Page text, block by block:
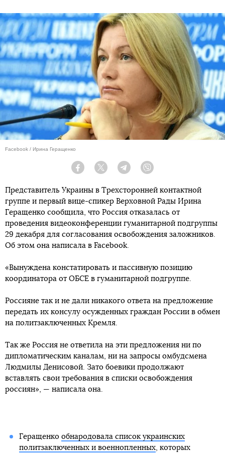
Facebook / Ирина Геращенко
Facebook Twitter Telegram
Представитель Украины в Трехсторонней контактной
группе и первый вице-спикер Верховной Рады Ирина
Геращенко сообщила, что Россия отказалась от
проведения видеоконференции гуманитарной подгруппы
29 декабря для согласования освобождения заложников.
Об этом она написала в Facebook.
«Вынуждена констатировать и пассивную позицию
координатора от ОБСЕ в гуманитарной подгруппе.
Россияне так и не дали никакого ответа на предложение
передать их консулу осужденных граждан России в обмен
на политзаключенных Кремля.
Так же Россия не ответила на эти предложения ни по
дипломатическим каналам, ни на запросы омбудсмена
Людмилы Денисовой. Зато боевики продолжают
вставлять свои требования в списки освобождения
россиян», — написала она.
Геращенко обнародовала список украинских
политзаключенных и военнопленных, которых